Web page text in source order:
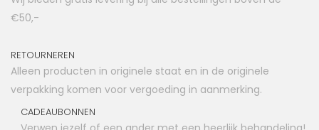
€50,-
RETOURNEREN
Alleen producten in originele staat en in de originele
verpakking komen voor vergoeding in aanmerking.
CADEAUBONNEN